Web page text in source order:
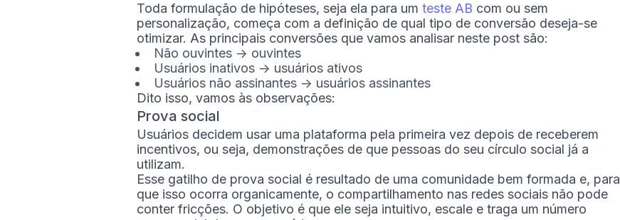
Toda formulação de hipóteses, seja ela para um teste AB com ou sem
personalização, começa com a definição de qual tipo de conversão deseja-se
otimizar. As principais conversões que vamos analisar neste post são:
Não ouvintes -> ouvintes
Usuários inativos -> usuários ativos
Usuários não assinantes -> usuários assinantes
Dito isso, vamos às observações:
Prova social
Usuários decidem usar uma plataforma pela primeira vez depois de receberem
incentivos, ou seja, demonstrações de que pessoas do seu círculo social já a
utilizam.
Esse gatilho de prova social é resultado de uma comunidade bem formada e, para
que isso ocorra organicamente, o compartilhamento nas redes sociais não pode
conter fricções. O objetivo é que ele seja intuitivo, escale e traga um número